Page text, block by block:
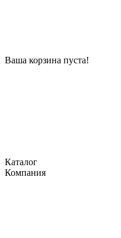
Ваша корзина пуста!
Каталог
Компания